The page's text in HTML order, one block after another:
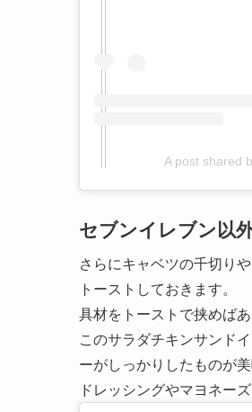
A post shared
セブンイレブン以
さらにキャベツの千切り
トーストしておきます。
具材をトーストで挟めば
このサラダチキンサンド
ーがしっかりしたものが
ドレッシングやマヨネー